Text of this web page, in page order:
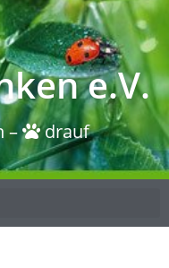
e.V.
– drauf